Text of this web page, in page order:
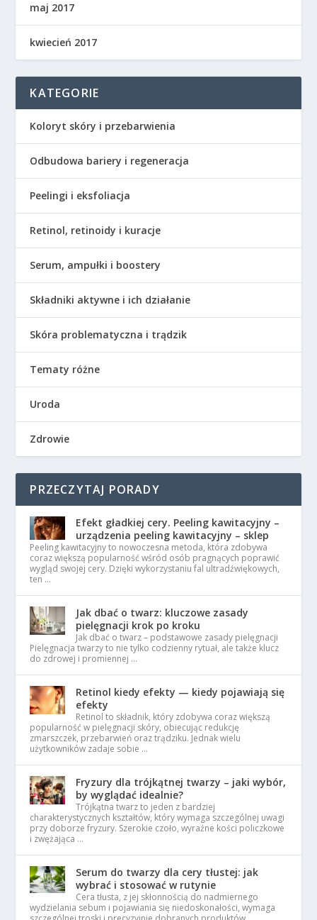
maj 2017
kwiecień 2017
KATEGORIE
Koloryt skóry i przebarwienia
Odbudowa bariery i regeneracja
Peelingi i eksfoliacja
Retinol, retinoidy i kuracje
Serum, ampułki i boostery
Składniki aktywne i ich działanie
Skóra problematyczna i trądzik
Tematy różne
Uroda
Zdrowie
PRZECZYTAJ PORADY
Efekt gładkiej cery. Peeling kawitacyjny –
urządzenia peeling kawitacyjny – sklep
Peeling kawitacyjny to nowoczesna metoda, która zdobywa
coraz większą popularność wśród osób pragnących poprawić
wygląd swojej cery. Dzięki wykorzystaniu fal ultradźwiękowych,
ten …
Jak dbać o twarz: kluczowe zasady
pielęgnacji krok po kroku
Jak dbać o twarz – podstawowe zasady pielęgnacji
Pielęgnacja twarzy to nie tylko codzienny rytuał, ale także klucz
do zdrowej i promiennej …
Retinol kiedy efekty — kiedy pojawiają się
efekty
Retinol to składnik, który zdobywa coraz większą
popularność w pielęgnacji skóry, obiecując redukcję
zmarszczek, przebarwień oraz trądziku. Jednak wielu
użytkowników zadaje sobie …
Fryzury dla trójkątnej twarzy – jaki wybór,
by wyglądać idealnie?
Trójkątna twarz to jeden z bardziej
charakterystycznych kształtów, który wymaga szczególnej uwagi
przy doborze fryzury. Szerokie czoło, wyraźne kości policzkowe
i zwężająca …
Serum do twarzy dla cery tłustej: jak
wybrać i stosować w rutynie
Cera tłusta, z jej skłonnością do nadmiernego
wydzielania sebum i pojawiania się niedoskonałości, wymaga